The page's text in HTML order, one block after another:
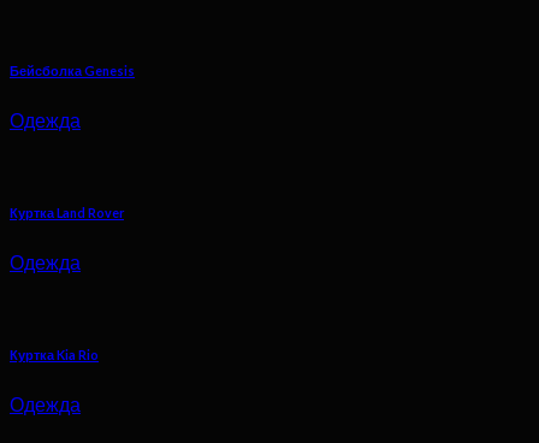
Бейсболка Genesis
Одежда
Куртка Land Rover
Одежда
Куртка Kia Rio
Одежда